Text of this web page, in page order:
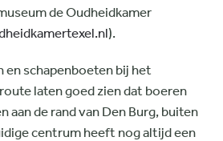
de Oudheidkamer
).
schapenboeten bij het
laten goed zien dat boeren
aan de rand van Den Burg, buiten
centrum heeft nog altijd een